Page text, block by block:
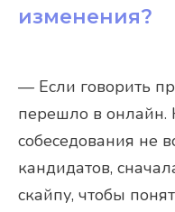
изменения?
— Если говорить
перешло в
собеседования не
кандидатов,
скайпу, чтобы